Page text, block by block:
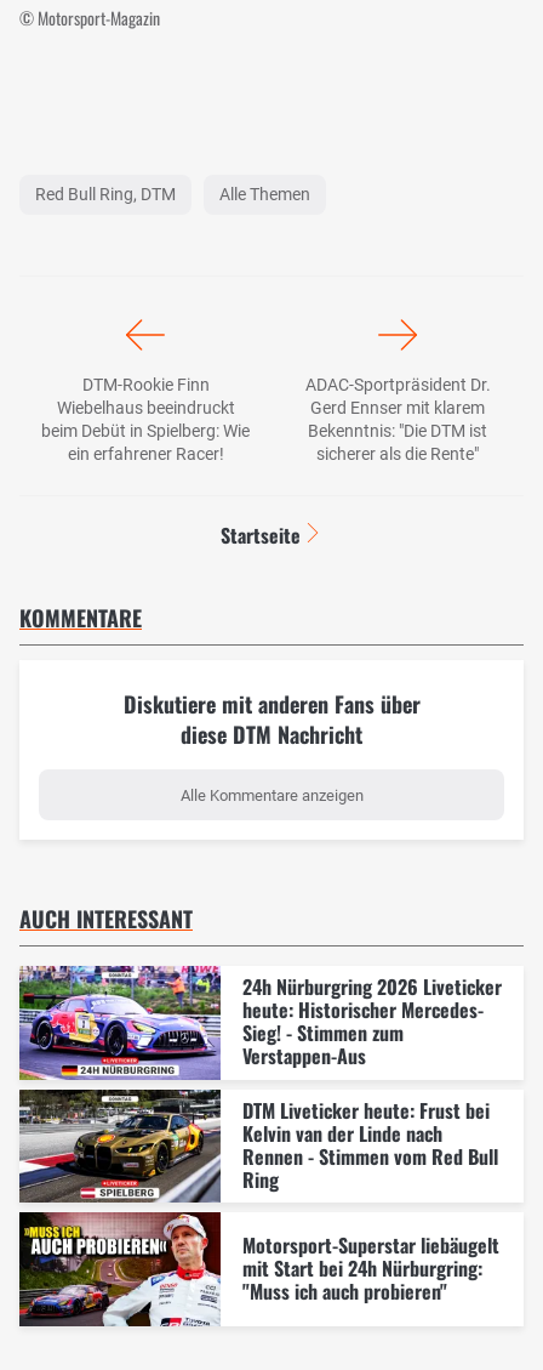
© Motorsport-Magazin
Red Bull Ring, DTM Alle Themen
DTM-Rookie Finn
Wiebelhaus beeindruckt
beim Debüt in Spielberg: Wie
ein erfahrener Racer!
ADAC-Sportpräsident Dr.
Gerd Ennser mit klarem
Bekenntnis: "Die DTM ist
sicherer als die Rente"
Startseite
KOMMENTARE
Diskutiere mit anderen Fans über
diese DTM Nachricht
Alle Kommentare anzeigen
AUCH INTERESSANT
24h Nürburgring 2026 Liveticker
heute: Historischer Mercedes-
Sieg! - Stimmen zum
Verstappen-Aus
DTM Liveticker heute: Frust bei
Kelvin van der Linde nach
Rennen - Stimmen vom Red Bull
Ring
Motorsport-Superstar liebäugelt
mit Start bei 24h Nürburgring:
"Muss ich auch probieren"